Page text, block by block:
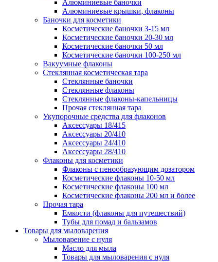
Алюминиевые баночки
Алюминиевые крышки, флаконы
Баночки для косметики
Косметические баночки 3-15 мл
Косметические баночки 20-30 мл
Косметические баночки 50 мл
Косметические баночки 100-250 мл
Вакуумные флаконы
Стеклянная косметическая тара
Стеклянные баночки
Стеклянные флаконы
Стеклянные флаконы-капельницы
Прочая стеклянная тара
Укупорочные средства для флаконов
Аксессуары 18/415
Аксессуары 20/410
Аксессуары 24/410
Аксессуары 28/410
Флаконы для косметики
Флаконы с пенообразующим дозатором
Косметические флаконы 10-50 мл
Косметические флаконы 100 мл
Косметические флаконы 200 мл и более
Прочая тара
Емкости (флаконы для путешествий)
Тубы для помад и бальзамов
Товары для мыловарения
Мыловарение с нуля
Масло для мыла
Товары для мыловарения с нуля